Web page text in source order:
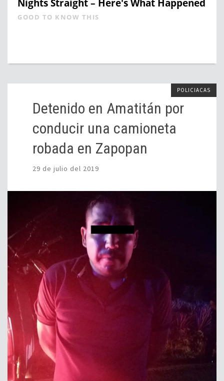
Nights Straight – Here's What Happened
GOOD TO KNOW THIS
POLICIACAS
Detenido en Amatitán por
conducir una camioneta
robada en Zapopan
29 de julio del 2019